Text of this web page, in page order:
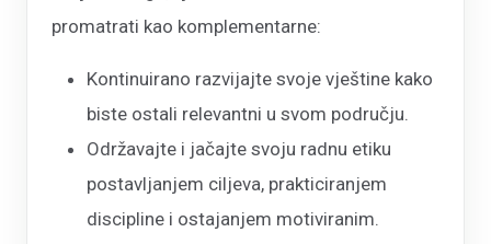
promatrati kao komplementarne:
Kontinuirano razvijajte svoje vještine kako
biste ostali relevantni u svom području.
Održavajte i jačajte svoju radnu etiku
postavljanjem ciljeva, prakticiranjem
discipline i ostajanjem motiviranim.